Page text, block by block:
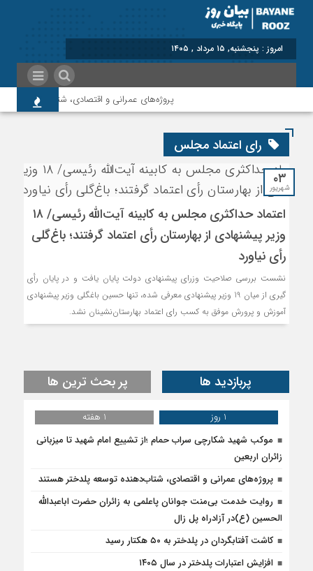
برابر با : Thursday - 6 August -
پروژه‌های عمرانی و اقتصادی، شتاب‌دهنده
رای اعتماد مجلس
۰۳
شهریور
اعتماد حداکثری مجلس به کابینه آیت‌الله رئیسی/ ۱۸
وزیر پیشنهادی از بهارستان رأی اعتماد گرفتند؛ باغ‌گلی
رأی نیاورد
نشست بررسی صلاحیت وزرای پیشنهادی دولت پایان یافت و در پایان رأی
گیری از میان 19 وزیر پیشنهادی معرفی شده، تنها حسین باغگلی وزیر پیشنهادی
آموزش و پرورش موفق به کسب رای اعتماد بهارستان‌نشینان نشد.
پربازدید ها پر بحث ترین ها
1 روز
1 هفته
موکب شهید شکارچی سراب حمام ؛از تشییع امام شهید تا میزبانی
زائران اربعین
پروژه‌های عمرانی و اقتصادی، شتاب‌دهنده توسعه پلدختر هستند
روایت خدمت بی‌منت جوانان پاعلمی به زائران حضرت اباعبدالله
الحسین (ع)در آزادراه پل زال
کاشت آفتابگردان در پلدختر به ۵۰ هکتار رسید
افزایش اعتبارات پلدختر در سال ۱۴۰۵